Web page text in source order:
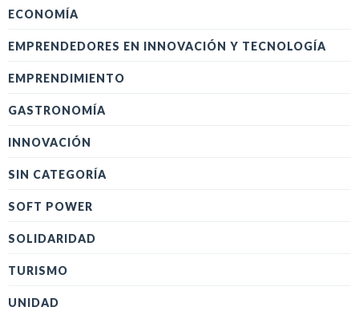
ECONOMÍA
EMPRENDEDORES EN INNOVACIÓN Y TECNOLOGÍA
EMPRENDIMIENTO
GASTRONOMÍA
INNOVACIÓN
SIN CATEGORÍA
SOFT POWER
SOLIDARIDAD
TURISMO
UNIDAD